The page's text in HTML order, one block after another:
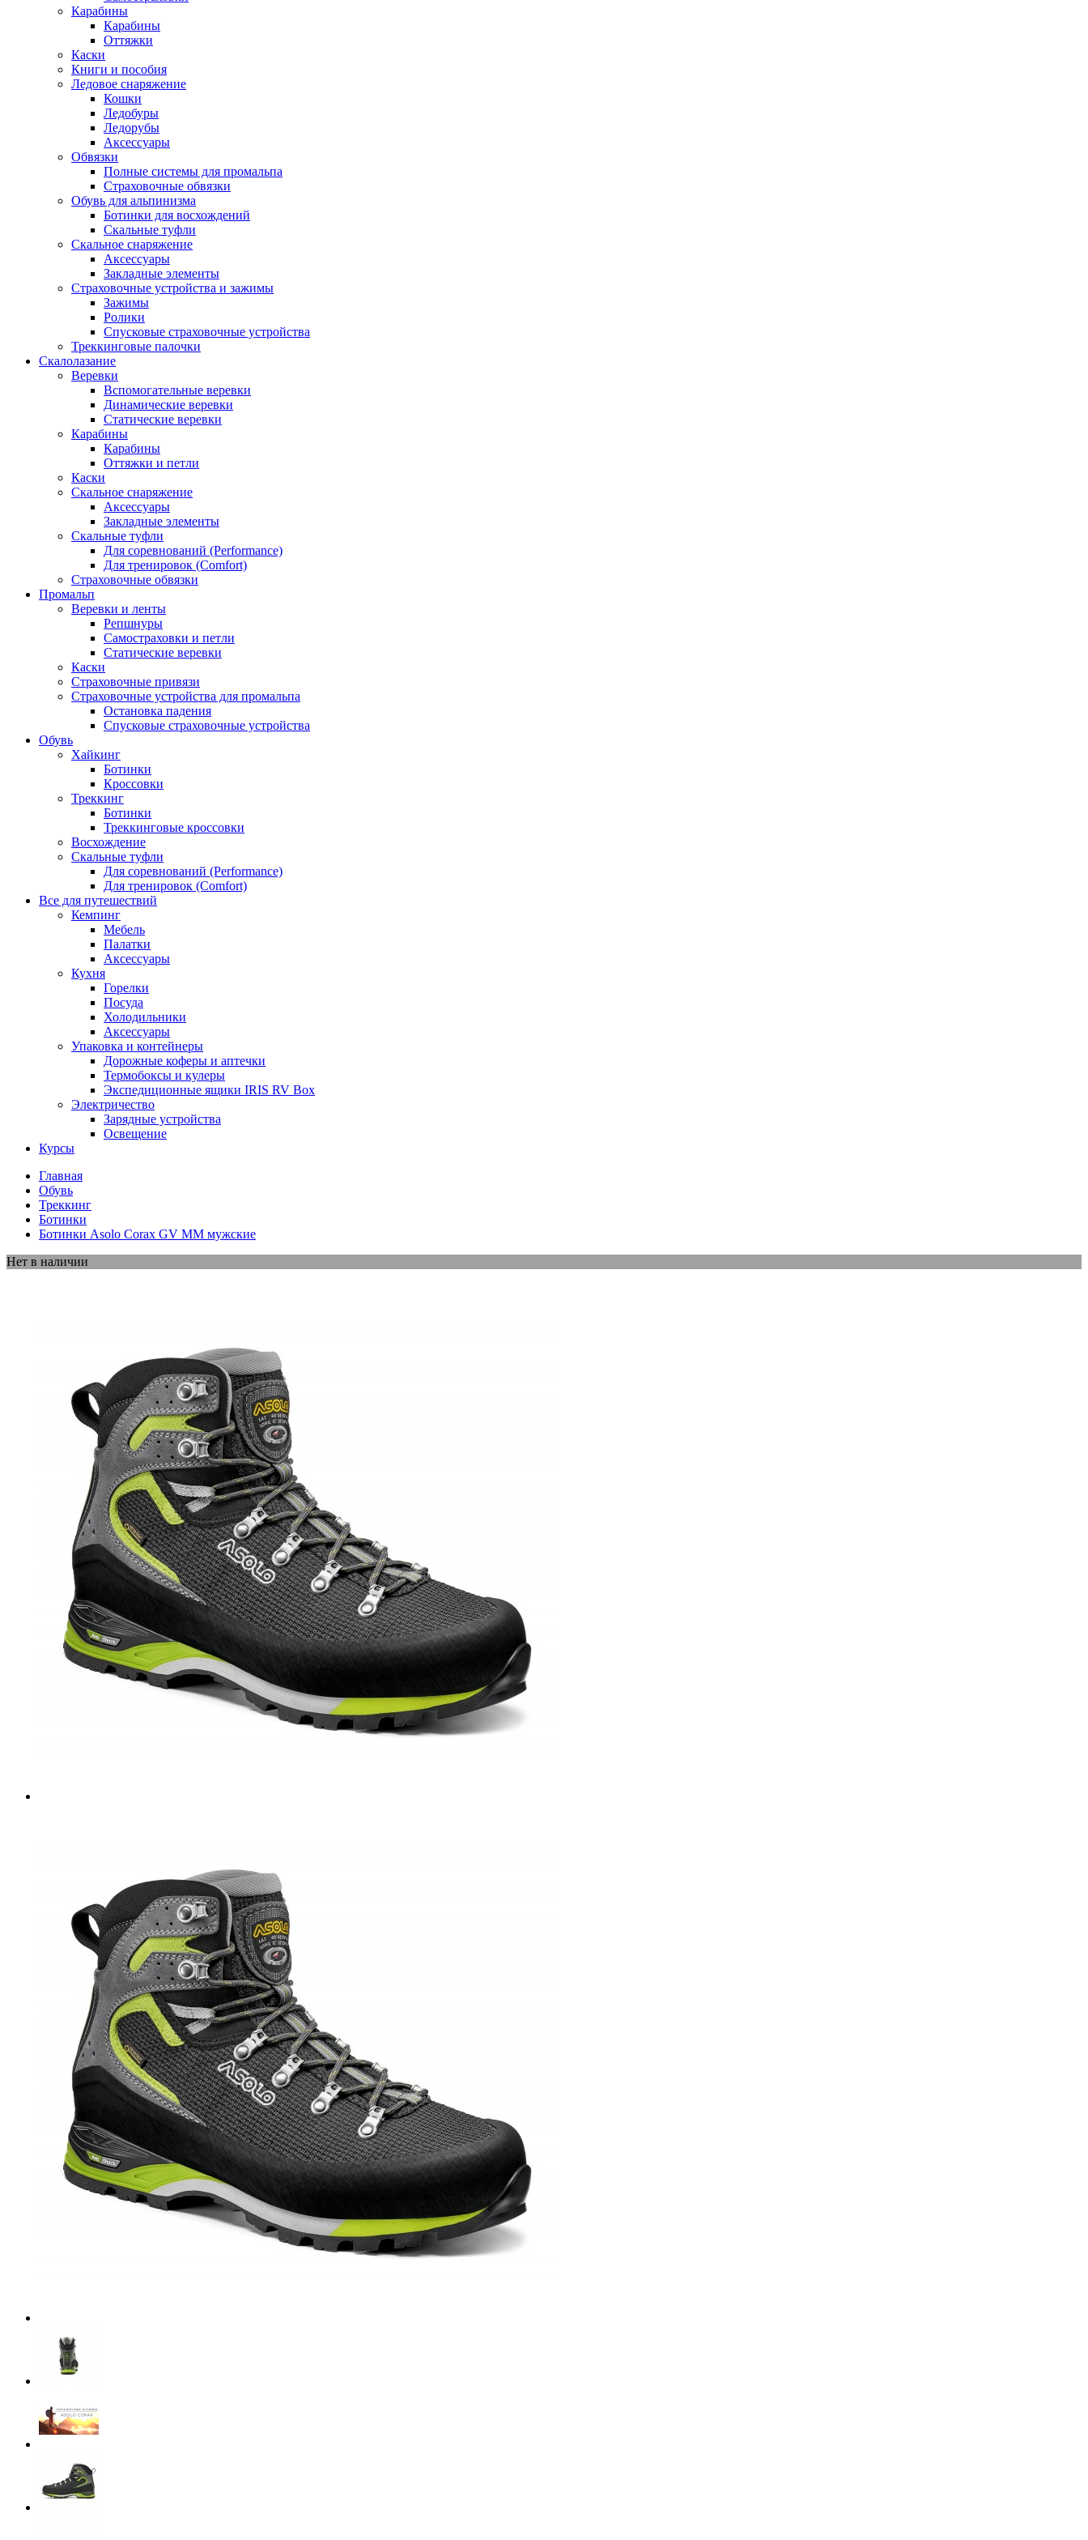
Карабины
Карабины
Оттяжки
Каски
Книги и пособия
Ледовое снаряжение
Кошки
Ледобуры
Ледорубы
Аксессуары
Обвязки
Полные системы для промальпа
Страховочные обвязки
Обувь для альпинизма
Ботинки для восхождений
Скальные туфли
Скальное снаряжение
Аксессуары
Закладные элементы
Страховочные устройства и зажимы
Зажимы
Ролики
Спусковые страховочные устройства
Треккинговые палочки
Скалолазание
Веревки
Вспомогательные веревки
Динамические веревки
Статические веревки
Карабины
Карабины
Оттяжки и петли
Каски
Скальное снаряжение
Аксессуары
Закладные элементы
Скальные туфли
Для соревнований (Performance)
Для тренировок (Comfort)
Страховочные обвязки
Промальп
Веревки и ленты
Репшнуры
Самостраховки и петли
Статические веревки
Каски
Страховочные привязи
Страховочные устройства для промальпа
Остановка падения
Спусковые страховочные устройства
Обувь
Хайкинг
Ботинки
Кроссовки
Треккинг
Ботинки
Треккинговые кроссовки
Восхождение
Скальные туфли
Для соревнований (Performance)
Для тренировок (Comfort)
Все для путешествий
Кемпинг
Мебель
Палатки
Аксессуары
Кухня
Горелки
Посуда
Холодильники
Аксессуары
Упаковка и контейнеры
Дорожные коферы и аптечки
Термобоксы и кулеры
Экспедиционные ящики IRIS RV Box
Электричество
Зарядные устройства
Освещение
Курсы
Главная
Обувь
Треккинг
Ботинки
Ботинки Asolo Corax GV MM мужские
Нет в наличии